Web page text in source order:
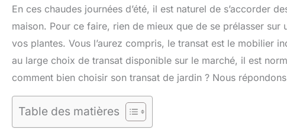
En ces chaudes journées d’été, il est naturel de s’accorder
maison. Pour ce faire, rien de mieux que de se prélasser
vos plantes. Vous l’aurez compris, le transat est le mobilier
au large choix de transat disponible sur le marché, il est
comment bien choisir son transat de jardin ? Nous
Table des matières